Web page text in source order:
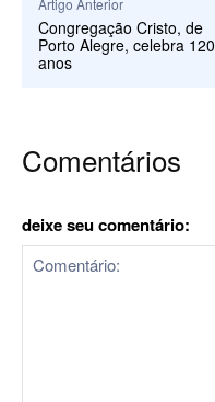
Artigo Anterior
Congregação Cristo, de
Porto Alegre, celebra 120
anos
Comentários
deixe seu comentário: